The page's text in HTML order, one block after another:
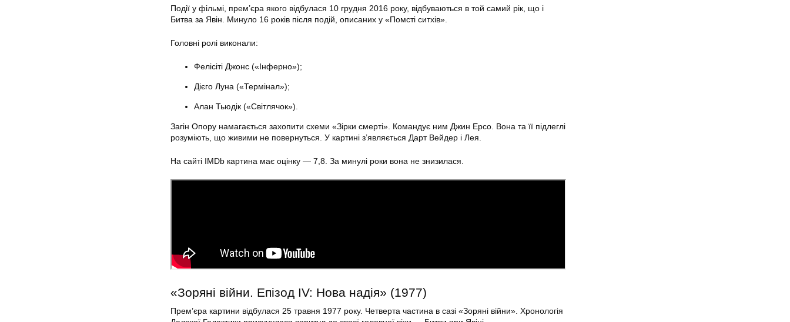
Події у фільмі, прем’єра якого відбулася 10 грудня 2016 року, відбуваються в той самий рік, що і
Битва за Явін. Минуло 16 років після подій, описаних у «Помсті ситхів».
Головні ролі виконали:
Фелісіті Джонс («Інферно»);
Дієго Луна («Термінал»);
Алан Тьюдік («Світлячок»).
Загін Опору намагається захопити схеми «Зірки смерті». Командує ним Джин Ерсо. Вона та її підлеглі
розуміють, що живими не повернуться. У картині з’являється Дарт Вейдер і Лея.
На сайті IMDb картина має оцінку — 7,8. За минулі роки вона не знизилася.
«Зоряні війни. Епізод IV: Нова надія» (1977)
Прем’єра картини відбулася 25 травня 1977 року. Четверта частина в сазі «Зоряні війни». Хронологія